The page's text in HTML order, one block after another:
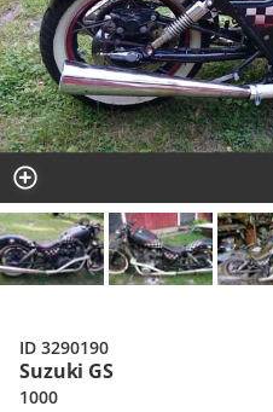
Suzuki GS
1000
ID 3290190